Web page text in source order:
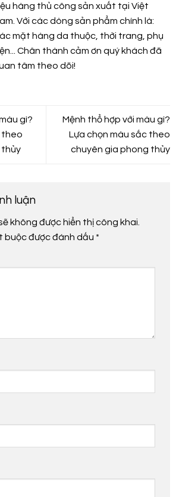
hàng thủ công sản xuất tại Việt
Với các dòng sản phẩm chính là:
mặt hàng da thuộc, thời trang, phụ
Chân thành cảm ơn quý khách đã
tâm theo dõi!
gì?
theo
thủy
Mệnh thổ hợp với màu gì?
Lựa chọn màu sắc theo
chuyên gia phong thủy
luận
không được hiển thị công khai.
buộc được đánh dấu *